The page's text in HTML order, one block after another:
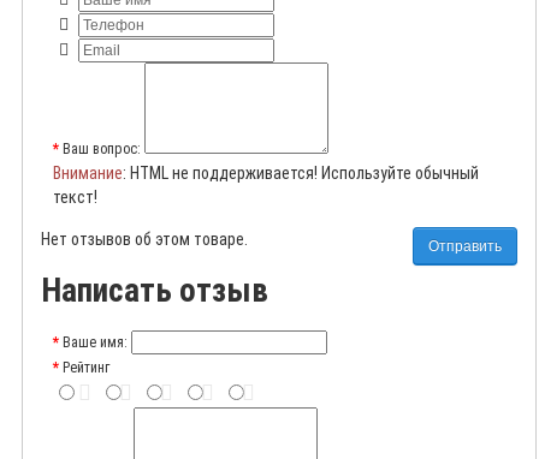
Ваш вопрос:
Внимание: HTML не поддерживается! Используйте обычный
текст!
Отправить
Нет отзывов об этом товаре.
Написать отзыв
Ваше имя:
Рейтинг